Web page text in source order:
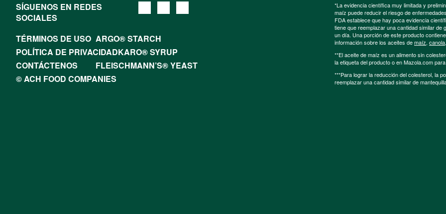
SÍGUENOS EN REDES
SOCIALES
TÉRMINOS DE USO ARGO® STARCH
POLÍTICA DE PRIVACIDADKARO® SYRUP
CONTÁCTENOS
FLEISCHMANN’S® YEAST
© ACH FOOD COMPANIES
*La evidencia científica muy limitada y
maíz puede reducir el riesgo de
FDA establece que hay poca evidencia
tiene que reemplazar una cantidad similar
un día. Una porción de este producto
información sobre los aceites demaíz, canola,
**El aceite de maíz es un alimento sin
la etiqueta del producto o en Mazola.com
***Para lograr la reducción del colesterol, la
reemplazar una cantidad similar de